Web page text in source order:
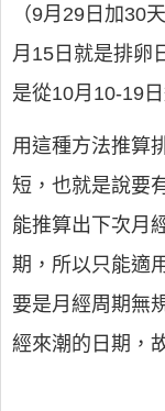
（9月29日加30
月15日就是排卵
是從10月10-19
用這種方法推算
短，也就是說要
能推算出下次月
期，所以只能適
要是月經周期無
經來潮的日期，